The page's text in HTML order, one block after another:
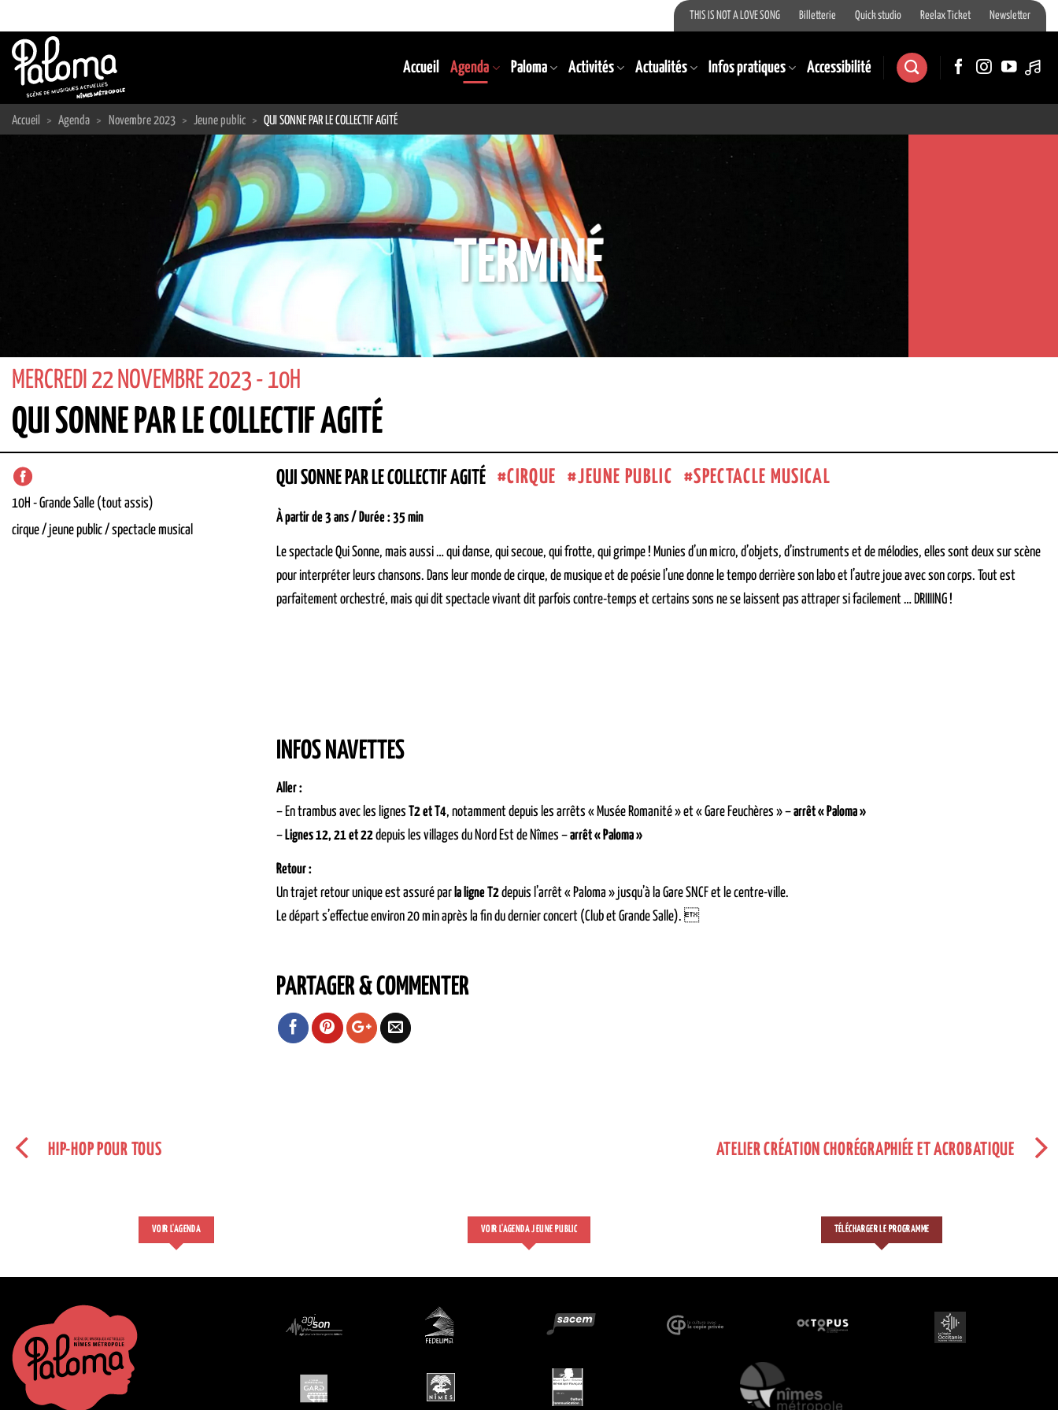
au
contenu
THIS IS NOT A LOVE SONG Billetterie Quick studio Reelax Ticket Newsletter
Accueil Agenda Paloma Activités Actualités Infos pratiques Accessibilité
Accueil > Agenda > Novembre 2023 > Jeune public > QUI SONNE PAR LE COLLECTIF AGITÉ
TERMINÉ
MERCREDI 22 NOVEMBRE 2023 - 10H
QUI SONNE PAR LE COLLECTIF AGITÉ
10H -Grande Salle (tout assis)
cirque / jeune public / spectacle musical
QUI SONNE PAR LE COLLECTIF AGITÉ CIRQUE JEUNE PUBLIC SPECTACLE MUSICAL
À partir de 3 ans / Durée :35 min
Le spectacle Qui Sonne, mais aussi … qui danse, qui secoue, qui frotte, qui grimpe ! Munies d’un micro, d’objets, d’instruments et de mélodies, elles sont deux sur scène
pour interpréter leurs chansons. Dans leur monde de cirque, de musique et de poésie l’une donne le tempo derrière son labo et l’autre joue avec son corps. Tout est
parfaitement orchestré, mais qui dit spectacle vivant dit parfois contre-temps et certains sons ne se laissent pas attraper si facilement … DRIIIING !
INFOS NAVETTES
Aller :
– En trambus avec les lignes T2 et T4, notamment depuis les arrêts « Musée Romanité » et « Gare Feuchères » –arrêt « Paloma »
– Lignes 12, 21 et 22depuis les villages du Nord Est de Nîmes –arrêt « Paloma »
Retour :
Un trajet retour unique est assuré par la ligne T2depuis l’arrêt « Paloma » jusqu’à la Gare SNCF et le centre-ville.
Le départ s’effectue environ 20 min après la fin du dernier concert (Club et Grande Salle). 
PARTAGER & COMMENTER
HIP-HOP POUR TOUS ATELIER CRÉATION CHORÉGRAPHIÉE ET ACROBATIQUE
VOIR L'AGENDA VOIR L'AGENDA JEUNE PUBLIC TÉLÉCHARGER LE PROGRAMME